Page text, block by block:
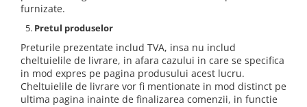
furnizate.
Pretul produselor
Preturile prezentate includ TVA, insa nu includ
cheltuielile de livrare, in afara cazului in care se specifica
in mod expres pe pagina produsului acest lucru.
Cheltuielile de livrare vor fi mentionate in mod distinct pe
ultima pagina inainte de finalizarea comenzii, in functie